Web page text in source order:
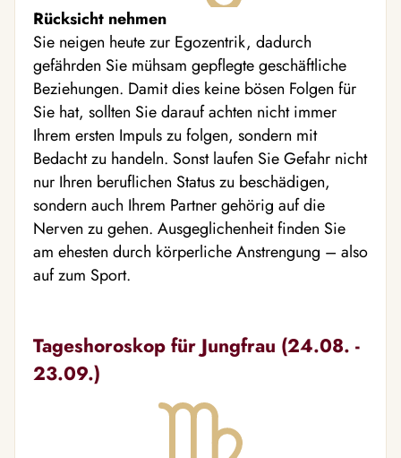
Rücksicht nehmen
Sie neigen heute zur Egozentrik, dadurch
gefährden Sie mühsam gepflegte geschäftliche
Beziehungen. Damit dies keine bösen Folgen für
Sie hat, sollten Sie darauf achten nicht immer
Ihrem ersten Impuls zu folgen, sondern mit
Bedacht zu handeln. Sonst laufen Sie Gefahr nicht
nur Ihren beruflichen Status zu beschädigen,
sondern auch Ihrem Partner gehörig auf die
Nerven zu gehen. Ausgeglichenheit finden Sie
am ehesten durch körperliche Anstrengung – also
auf zum Sport.
Tageshoroskop für Jungfrau (24.08. -
23.09.)